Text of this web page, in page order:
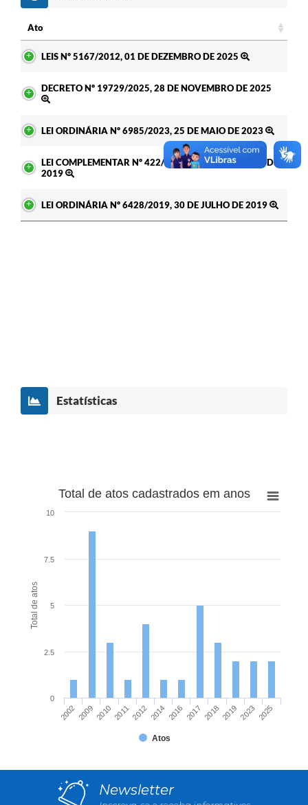
Ato
LEIS Nº 5167/2012, 01 DE DEZEMBRO DE 2025
DECRETO Nº 19729/2025, 28 DE NOVEMBRO DE 2025
LEI ORDINÁRIA Nº 6985/2023, 25 DE MAIO DE 2023
LEI COMPLEMENTAR Nº 422/2019, 11 DE SETEMBRO DE
2019
LEI ORDINÁRIA Nº 6428/2019, 30 DE JULHO DE 2019
Estatísticas
Total de atos
Total de atos cadastrados em anos
Atos
2002 2009 2010 20112012 2014 2016 2017 2018 2019 2023 2025
0
2.5
5
7.5
10
Newsletter